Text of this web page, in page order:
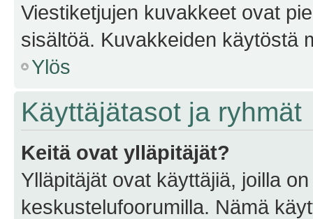
Viestiketjujen kuvakkeet ovat
sisältöä. Kuvakkeiden käytöstä
Ylös
Käyttäjätasot ja ryhmät
Keitä ovat ylläpitäjät?
Ylläpitäjät ovat käyttäjiä, joilla
keskustelufoorumilla. Nämä